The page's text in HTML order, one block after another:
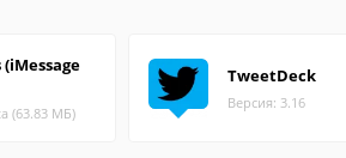
(iMessage
(63.83 МБ)
TweetDeck
Версия: 3.16